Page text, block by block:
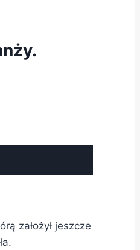
założył jeszcze